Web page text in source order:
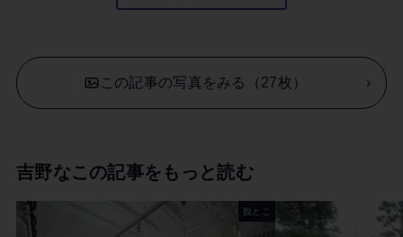
この記事の写真をみる（27枚）
吉野なこの記事をもっと読む
観とこ